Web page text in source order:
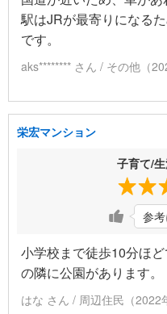
駅はJRが最寄りになる
です。
aks******** さん / その他（
栄宏マンション
子育て/
参
小学校まで徒歩10分ほ
の隣に公園があります。
はな さん / 周辺住民（2022